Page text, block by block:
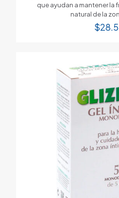
que ayudan a mantener la
natural de la
$